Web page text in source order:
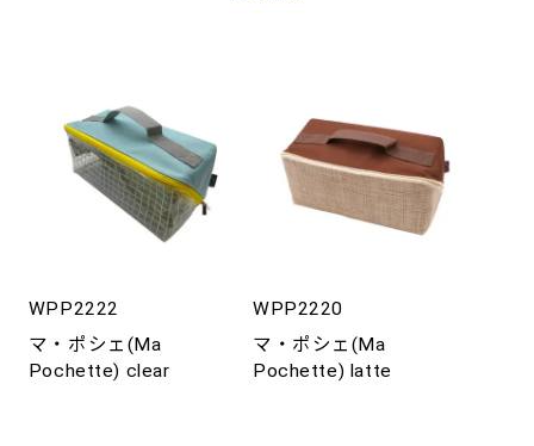
WPP2222
マ・ポシェ(Ma
Pochette) clear
WPP2220
マ・ポシェ(Ma
Pochette) latte